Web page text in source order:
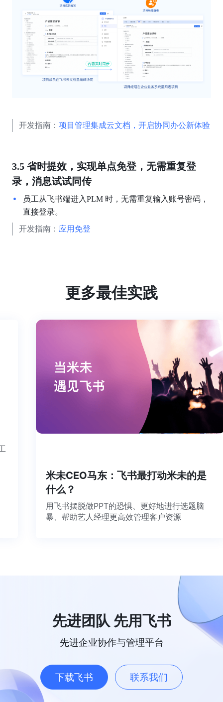
开发指南： 项目管理集成云文档，开启协同办公新体验
3.5 省时提效，实现单点免登，无需重复登
录，消息试试同传
员工从飞书端进入PLM 时，无需重复输入账号密码，
直接登录。
开发指南： 应用免登
更多最佳实践
米未CEO马东：飞书最打动米未的是
什么？
用飞书摆脱做PPT的恐惧、更好地进行选题脑
暴、帮助艺人经理更高效管理客户资源
先进团队 先用飞书
先进企业协作与管理平台
下载飞书 联系我们